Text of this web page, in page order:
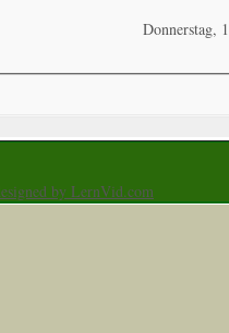
Donnerstag,
by LernVid.com